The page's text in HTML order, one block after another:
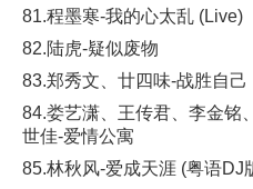
81.程墨寒-我的心太乱 (Live)
82.陆虎-疑似废物
83.郑秀文、廿四味-战胜自己
84.娄艺潇、王传君、李金铭
世佳-爱情公寓
85.林秋风-爱成天涯 (粤语DJ